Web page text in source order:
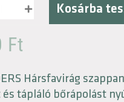
Kosárba
Ft
Hársfavirág
tápláló bőrápolást